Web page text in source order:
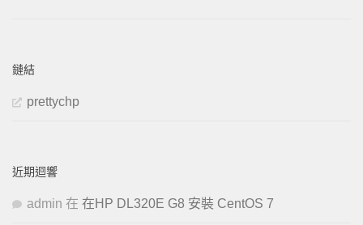
鏈結
prettychp
近期迴響
admin 在 在HP DL320E G8 安裝 CentOS 7